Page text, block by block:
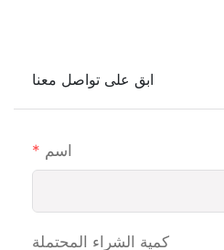
ابق على تواصل معنا
اسم
كمية الشراء المحتملة